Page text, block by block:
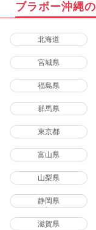
ブラボー沖縄
北海道
宮城県
福島県
群馬県
東京都
富山県
山梨県
静岡県
滋賀県